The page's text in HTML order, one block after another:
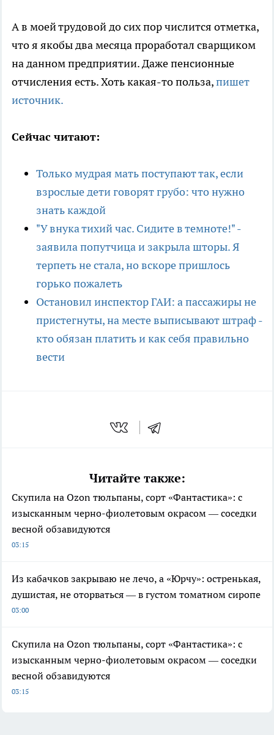
А в моей трудовой до сих пор числится отметка,
что я якобы два месяца проработал сварщиком
на данном предприятии. Даже пенсионные
отчисления есть. Хоть какая-то польза,пишет
источник.
Сейчас читают:
Только мудрая мать поступают так, если
взрослые дети говорят грубо: что нужно
знать каждой
"У внука тихий час. Сидите в темноте!" -
заявила попутчица и закрыла шторы. Я
терпеть не стала, но вскоре пришлось
горько пожалеть
Остановил инспектор ГАИ: а пассажиры не
пристегнуты, на месте выписывают штраф -
кто обязан платить и как себя правильно
вести
Читайте также:
Скупила на Ozon тюльпаны, сорт «Фантастика»: с
изысканным черно-фиолетовым окрасом — соседки
весной обзавидуются
03:15
Из кабачков закрываю не лечо, а «Юрчу»: остренькая,
душистая, не оторваться — в густом томатном сиропе
03:00
Скупила на Ozon тюльпаны, сорт «Фантастика»: с
изысканным черно-фиолетовым окрасом — соседки
весной обзавидуются
03:15